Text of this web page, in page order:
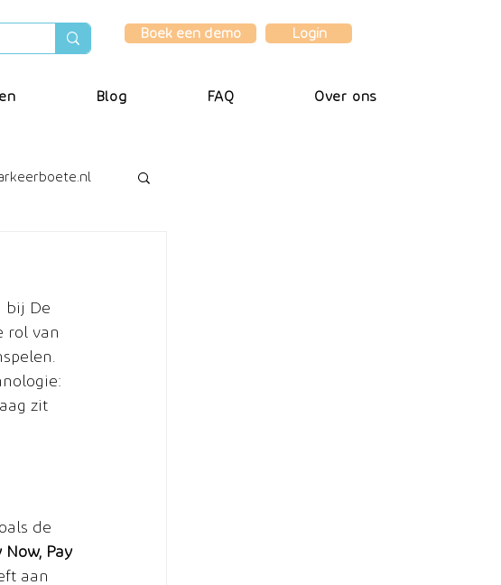
Boek een demo Login
Blog FAQ Over ons
bij De
rol van
zit
de
Now, Pay
aan